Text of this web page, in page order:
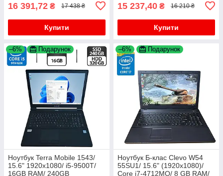
16 391,72 ₴ 17 438 ₴
Купити
15 237,40 ₴ 16 210 ₴
Купити
–6% Подарунок
Ноутбук Terra Mobile 1543/
15.6" 1920x1080/ i5-9500T/
16GB RAM/ 240GB
–6% Подарунок
Ноутбук Б-клас Clevo W54
55SU1/ 15.6" (1920x1080)/
Core i7-4712MQ/ 8 GB RAM/